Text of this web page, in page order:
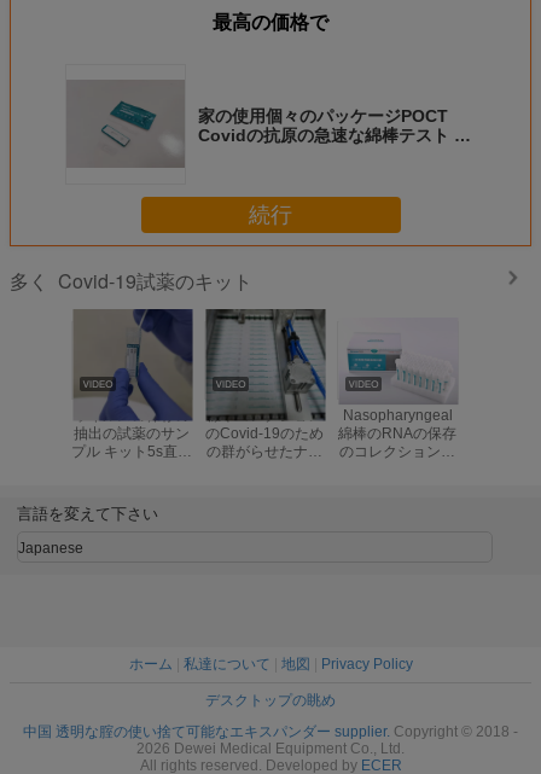
最高の価格で
家の使用個々のパッケージPOCT
Covidの抗原の急速な綿棒テスト キ
続行
多く Covid-19試薬のキット
ウイルスの保存の
抽出の試薬のサン
プル キット5s直接
標本コレクション
のCovid-19のため
の群がらせたナイ
Nasopharyngeal
綿棒のRNAの保存
のコレクションの
言語を変えて下さい
Japanese
ホーム 私達について 地図 Privacy Policy
デスクトップの眺め
中国 透明な腟の使い捨て可能なエキスパンダー supplier. Copyright © 2018 -
2026 Dewei Medical Equipment Co., Ltd.
All rights reserved. Developed by ECER